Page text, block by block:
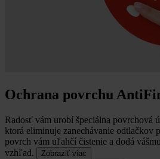
Ochrana povrchu
Radosť vám urobí špeciálna povrchová
ktorá eliminuje zanechávanie odtlačkov
povrch vám uľahčí čistenie a dodá
vzhľad.
Zobraziť viac